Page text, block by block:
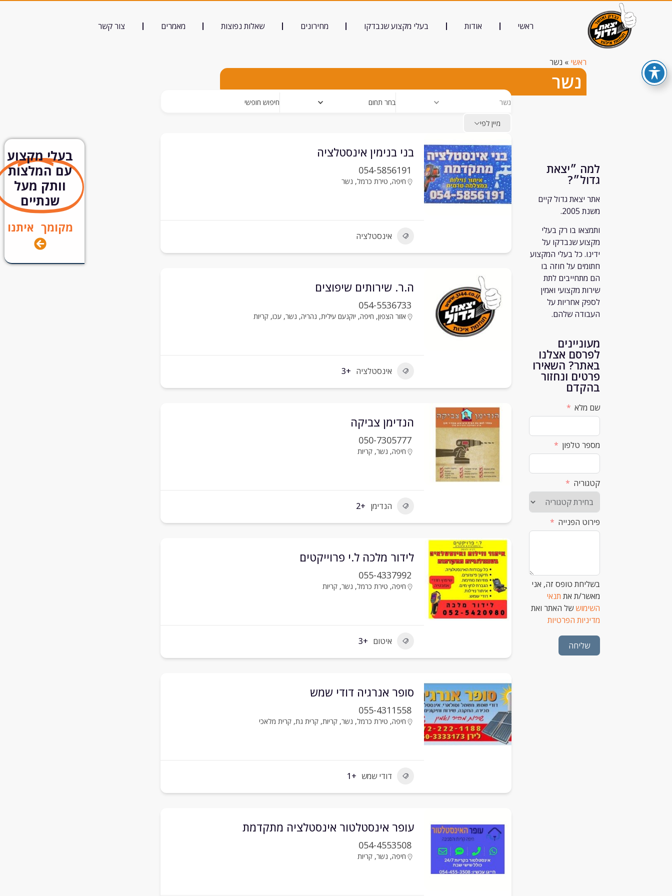
ראשי אודות בעלי מקצוע שנבדקו מחירונים שאלות נפוצות מאמרים צור קשר
ראשי » נשר
נשר
למה ״יצאת
גדול״?
אתר יצאת גדול קיים
משנת 2005.
ותמצאו בו רק בעלי
מקצוע שנבדקו על
ידינו. כל בעלי המקצוע
חתומים על חוזה בו
הם מתחייבים לתת
שירות מקצועי ואמין
לספק אחריות על
העבודה שלהם.
מעוניינים
לפרסם אצלנו
באתר? השאירו
פרטים ונחזור
בהקדם
שם מלא
מספר טלפון
קטגוריה
פירוט הפנייה
בשליחת טופס זה, אני
מאשר/ת את תנאי
השימוששל האתר ואת
מדיניות הפרטיות
שליחה
נשר בחר תחום חיפוש חופשי
מיין לפי
בני בנימין אינסטלציה
054-5856191
חיפה, טירת כרמל, נשר
אינסטלציה
ה.ר. שירותים שיפוצים
054-5536733
אזור הצפון, חיפה, יוקנעם עילית, נהריה, נשר,עכו,קריות
אינסטלציה +3
הנדימן צביקה
050-7305777
חיפה, נשר,קריות
הנדימן +2
לידור מלכה ל.י פרוייקטים
055-4337992
חיפה, טירת כרמל, נשר,קריות
איטום +3
סופר אנרגיה דודי שמש
055-4311558
חיפה, טירת כרמל, נשר,קריות,קרית גת,קרית מלאכי
דודי שמש +1
עופר אינסטלטור אינסטלציה מתקדמת
054-4553508
חיפה, נשר,קריות
בעלי מקצוע
עם המלצות
וותק מעל
שנתיים
מקומך איתנו